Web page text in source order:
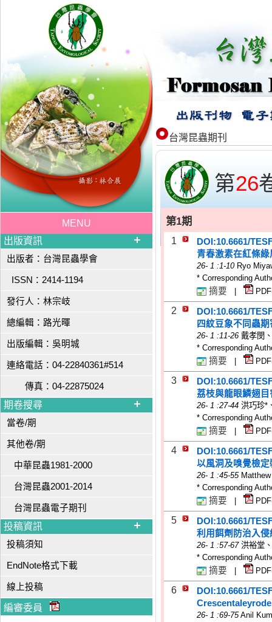
MENU
出版資訊
出版者：台灣昆蟲學會
ISSN：2414-1194
發行人：林宗岐
總編輯：路光暉
出版編輯：吳明城
連絡電話：04-22840361#514
傳真：04-22875024
期卷搜尋
當卷/期
其他卷/期
中華昆蟲1981-2000
台灣昆蟲2001-2014
台灣昆蟲電子期刊
投稿資訊
投稿須知
EndNote格式下載
線上投稿
編審委員
台灣昆蟲期刊
第26
第1期
1
DOI:10.6661/
青春激素在紅條
26- 1 :1-10 Ryo
* Corresponding
摘要
2
DOI:10.6661/
四紋豆象不同蟲
26- 1 :11-26 戴孝閔
* Corresponding
摘要
3
DOI:10.6661/
荔枝與龍眼鱗翅
26- 1 :27-44 洪巧珍*
* Corresponding
摘要
4
DOI:10.6661/
以風洞及嗅覺檢
26- 1 :45-55
* Corresponding
摘要
5
DOI:10.6661/
利用餌劑防治入
26- 1 :57-67 洪裕堂
* Corresponding
摘要
6
DOI:10.6661/
26- 1 :69-75 Anil